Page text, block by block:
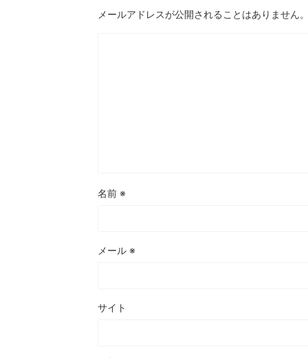
メールアドレスが公開されることはありません
名前 ※
メール ※
サイト